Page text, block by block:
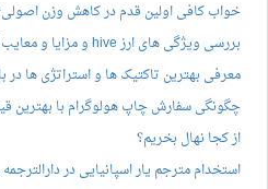
خواب کافی اولین قدم در کاهش وزن
بررسی ویژگی های ارز hive و مزایا و معایب آن
معرفی بهترین تاکتیک ها و استراتژی ها در
چگونگی سفارش چاپ هولوگرام با بهترین
از کجا نهال بخریم؟
استخدام مترجم یار اسپانیایی در دارالترجمه